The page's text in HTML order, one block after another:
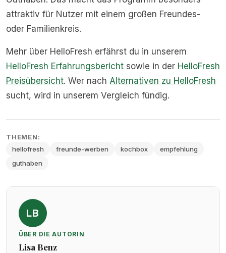
attraktiv für Nutzer mit einem großen Freundes-
oder Familienkreis.
Mehr über HelloFresh erfährst du in unserem
HelloFresh Erfahrungsbericht sowie in der HelloFresh
Preisübersicht. Wer nach Alternativen zu HelloFresh
sucht, wird in unserem Vergleich fündig.
THEMEN:
hellofresh
freunde-werben kochbox
empfehlung
guthaben
LB
ÜBER DIE AUTORIN
Lisa Benz